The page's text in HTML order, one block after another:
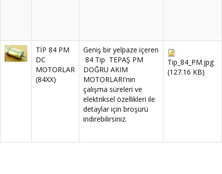
TİP 84 PM
DC
MOTORLAR
(84XX)
Geniş bir yelpaze içeren
84 Tip TEPAŞ PM
DOĞRU AKIM
MOTORLARI'nın
çalışma süreleri ve
elektriksel özellikleri ile
detaylar için broşürü
indirebilirsiniz.
Tip_84_PM.jpg
(127.16 KB)